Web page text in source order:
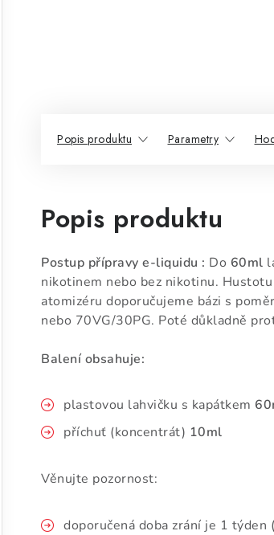
Popis produktu Parametry
Popis produktu
Postup přípravy e-liquidu : Do 60ml
nikotinem nebo bez nikotinu.
atomizéru doporučujeme bázi s
nebo 70VG/30PG. Poté důkladně
Balení obsahuje:
plastovou lahvičku s kapátkem
příchuť (koncentrát) 10ml
Věnujte pozornost:
doporučená doba zrání je 1